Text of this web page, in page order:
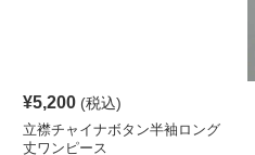
¥5,200 (税込)
立襟チャイナボタン半袖ロング
丈ワンピース